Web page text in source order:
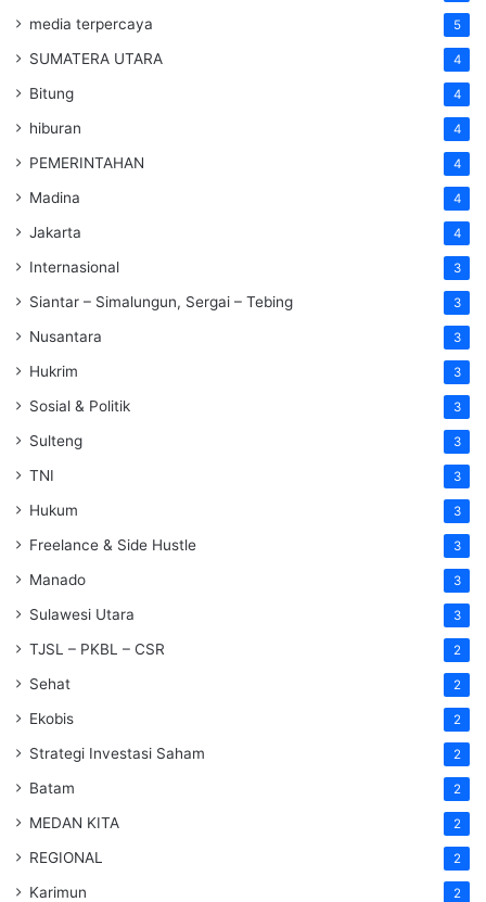
media terpercaya 5
SUMATERA UTARA 4
Bitung 4
hiburan 4
PEMERINTAHAN 4
Madina 4
Jakarta 4
Internasional 3
Siantar – Simalungun, Sergai – Tebing 3
Nusantara 3
Hukrim 3
Sosial & Politik 3
Sulteng 3
TNI 3
Hukum 3
Freelance & Side Hustle 3
Manado 3
Sulawesi Utara 3
TJSL – PKBL – CSR 2
Sehat 2
Ekobis 2
Strategi Investasi Saham 2
Batam 2
MEDAN KITA 2
REGIONAL 2
Karimun 2